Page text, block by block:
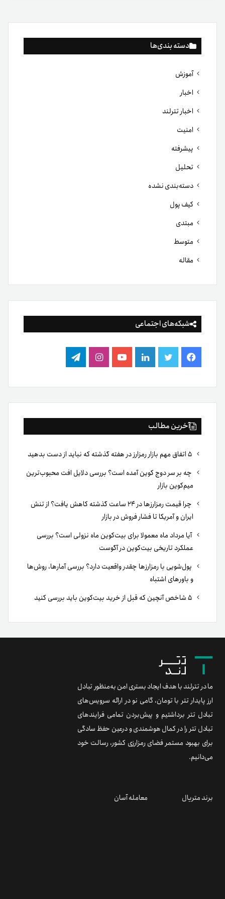
دسته بندی‌ها
آموزش
اخبار
اخبار تترلند
امنیت
پیشرفته
تحلیل
دسته‌بندی نشده
کیف پول
مبتدی
متوسط
مقاله
شبکه‌های اجتماعی
فیس
بوک
توییتر لینکدینیوتیوباینستاگرام
تلگرام
آخرین مطالب
چه بر سر دوج کوین آمده است؟ بررسی دلایل افت محبوب‌ترین
میم‌کوین بازار
چرا قیمت رمزارزها در ۲۴ ساعت گذشته کاهش یافت؟ از تنش
ایران و آمریکا تا فشار فروش در بازار
آیا مرداد ماه معمولا برای بیت‌کوین ماه نزولی است؟ بررسی
عملکرد تاریخی بیت‌کوین در آگوست
پول‌شویی با رمزارزها چقدر واقعیت دارد؟ بررسی آمارها، روش‌ها
و باورهای اشتباه
ما در تترلند با هدف ایجاد بستری امن به‌منظور تبادل
ارز پایدار تتر با تومان، گامی نو در ارائه سرویس‌های
تبادل تتر برداشتیم و پیش‌بردن تمامی فرایندهای
تبادل تتر را در کمال هوشمندی و درعین حفظ سادگی
برای بهبود مستمر فضای رمزارزی کشور، رسالت خود
می‌دانیم.
برند متریال معامله آسان